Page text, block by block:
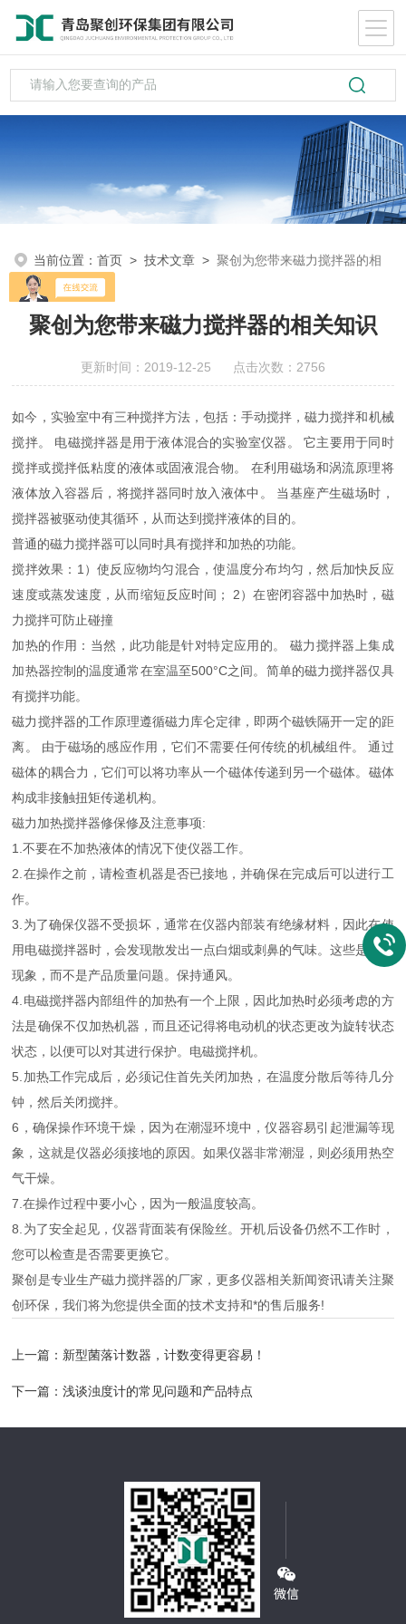
当前位置：首页 >技术文章 >聚创为您带来磁力搅拌器的相
关知识
聚创为您带来磁力搅拌器的相关知识
更新时间：2019-12-25 点击次数：2756
如今，实验室中有三种搅拌方法，包括：手动搅拌，磁力搅拌和机械
搅拌。 电磁搅拌器是用于液体混合的实验室仪器。 它主要用于同时
搅拌或搅拌低粘度的液体或固液混合物。 在利用磁场和涡流原理将
液体放入容器后，将搅拌器同时放入液体中。 当基座产生磁场时，
搅拌器被驱动使其循环，从而达到搅拌液体的目的。
普通的磁力搅拌器可以同时具有搅拌和加热的功能。
搅拌效果：1）使反应物均匀混合，使温度分布均匀，然后加快反应
速度或蒸发速度，从而缩短反应时间； 2）在密闭容器中加热时，磁
力搅拌可防止碰撞
加热的作用：当然，此功能是针对特定应用的。 磁力搅拌器上集成
加热器控制的温度通常在室温至500°C之间。简单的磁力搅拌器仅具
有搅拌功能。
磁力搅拌器的工作原理遵循磁力库仑定律，即两个磁铁隔开一定的距
离。 由于磁场的感应作用，它们不需要任何传统的机械组件。 通过
磁体的耦合力，它们可以将功率从一个磁体传递到另一个磁体。磁体
构成非接触扭矩传递机构。
磁力加热搅拌器修保修及注意事项:
1.不要在不加热液体的情况下使仪器工作。
2.在操作之前，请检查机器是否已接地，并确保在完成后可以进行工
作。
3.为了确保仪器不受损坏，通常在仪器内部装有绝缘材料，因此在使
用电磁搅拌器时，会发现散发出一点白烟或刺鼻的气味。这些是正常
现象，而不是产品质量问题。保持通风。
4.电磁搅拌器内部组件的加热有一个上限，因此加热时必须考虑的方
法是确保不仅加热机器，而且还记得将电动机的状态更改为旋转状态
状态，以便可以对其进行保护。电磁搅拌机。
5.加热工作完成后，必须记住首先关闭加热，在温度分散后等待几分
钟，然后关闭搅拌。
6，确保操作环境干燥，因为在潮湿环境中，仪器容易引起泄漏等现
象，这就是仪器必须接地的原因。如果仪器非常潮湿，则必须用热空
气干燥。
7.在操作过程中要小心，因为一般温度较高。
8.为了安全起见，仪器背面装有保险丝。开机后设备仍然不工作时，
您可以检查是否需要更换它。
聚创是专业生产磁力搅拌器的厂家，更多仪器相关新闻资讯请关注聚
创环保，我们将为您提供全面的技术支持和*的售后服务!
上一篇： 新型菌落计数器，计数变得更容易！
下一篇：浅谈浊度计的常见问题和产品特点